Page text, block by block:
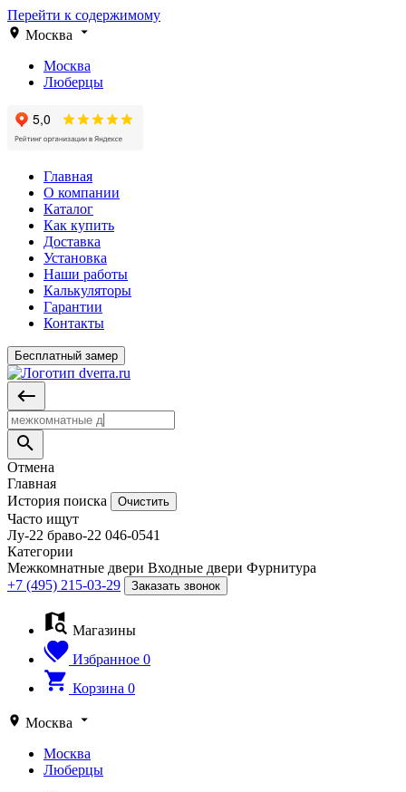
Перейти к содержимому
Москва
Москва
Люберцы
Главная
О компании
Каталог
Как купить
Доставка
Установка
Наши работы
Калькуляторы
Гарантии
Контакты
Бесплатный замер
Отмена
Главная
История поиска
Очистить
Часто ищут
Лу-22 браво-22 046-0541
Категории
Межкомнатные двери Входные двери Фурнитура
+7 (495) 215-03-29
Заказать звонок
Магазины
Избранное 0
Корзина 0
Москва
Москва
Люберцы